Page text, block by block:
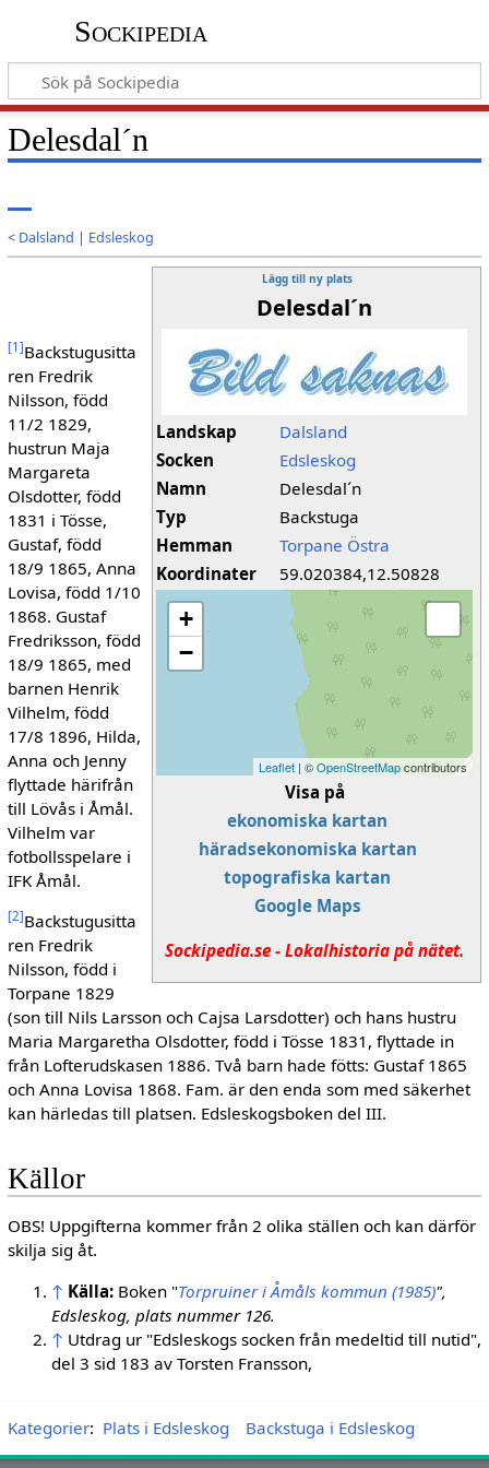
Sockipedia
Delesdal´n
< Dalsland | Edsleskog
Lägg till ny plats
Delesdal´n
Landskap
Dalsland
Socken
Edsleskog
Namn
Delesdal´n
Typ
Backstuga
Hemman
Torpane Östra
Koordinater
59.020384,12.50828
+
−
Leaflet | ©OpenStreetMapcontributors
Visa på
ekonomiska kartan
häradsekonomiska kartan
topografiska kartan
Google Maps
Sockipedia.se - Lokalhistoria på nätet.
[1 ]Backstugusitta
ren Fredrik
Nilsson, född
11/2 1829,
hustrun Maja
Margareta
Olsdotter, född
1831 i Tösse,
Gustaf, född
18/9 1865, Anna
Lovisa, född 1/10
1868. Gustaf
Fredriksson, född
18/9 1865, med
barnen Henrik
Vilhelm, född
17/8 1896, Hilda,
Anna och Jenny
flyttade härifrån
till Lövås i Åmål.
Vilhelm var
fotbollsspelare i
IFK Åmål.
[2]Backstugusitta
ren Fredrik
Nilsson, född i
Torpane 1829
(son till Nils Larsson och Cajsa Larsdotter) och hans hustru
Maria Margaretha Olsdotter, född i Tösse 1831, flyttade in
från Lofterudskasen 1886. Två barn hade fötts: Gustaf 1865
och Anna Lovisa 1868. Fam. är den enda som med säkerhet
kan härledas till platsen. Edsleskogsboken del III.
Källor
OBS! Uppgifterna kommer från 2 olika ställen och kan därför
skilja sig åt.
↑ Källa:Boken "Torpruiner i Åmåls kommun (1985)",
Edsleskog, plats nummer 126.
↑ Utdrag ur "Edsleskogs socken från medeltid till nutid",
del 3 sid 183 av Torsten Fransson,
Kategorier: Plats i Edsleskog Backstuga i Edsleskog